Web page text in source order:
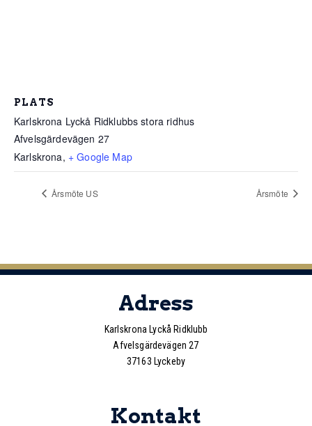
PLATS
Karlskrona Lyckå Ridklubbs stora ridhus
Afvelsgärdevägen 27
Karlskrona, + Google Map
Årsmöte US Årsmöte
Adress
Karlskrona Lyckå Ridklubb
Afvelsgärdevägen 27
37163 Lyckeby
Kontakt